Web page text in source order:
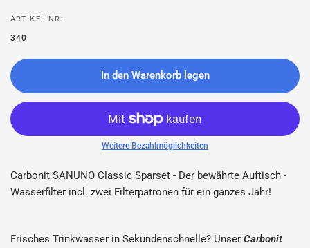
ARTIKEL-NR.:
340
In den Warenkorb legen
Weitere Bezahlmöglichkeiten
Carbonit SANUNO Classic Sparset - Der bewährte Auftisch -
Wasserfilter incl. zwei Filterpatronen für ein ganzes Jahr!
Frisches Trinkwasser in Sekundenschnelle? Unser Carbonit